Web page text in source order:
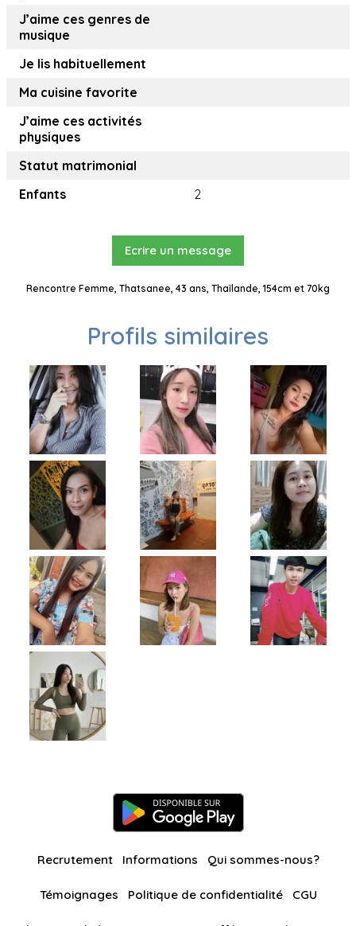
J’aime ces genres de
musique
Je lis habituellement
Ma cuisine favorite
J’aime ces activités
physiques
Statut matrimonial
Enfants
2
Ecrire un message
Rencontre Femme, Thatsanee, 43 ans, Thaïlande, 154cm et 70kg
Profils similaires
Recrutement Informations Qui sommes-nous?
Témoignages Politique de confidentialité CGU